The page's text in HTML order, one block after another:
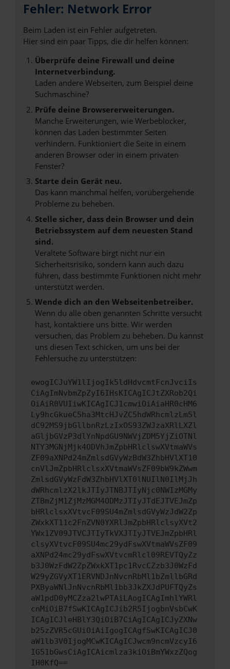
Fehler: Network Error
Beim Laden ist ein Fehler aufgetreten.
Hier sind ein paar Tipps, die dir helfen können:
Überprüfe deine Firewall und deine
Internetverbindung.
Laden andere Webseiten, zum Beispiel deine
Suchmaschine?
Prüfe deine Browsererweiterungen.
Manche Erweiterungen, wie Werbeblocker,
können das Laden bestimmter Seiten
verhindern. Funktioniert die Seite in einem
anderen Browser oder in einem privaten
Fenster?
Starte dein Gerät neu.
Das kann manchmal helfen, vorübergehende
Probleme zu beheben.
Stelle sicher, dass dein Browser und dein
Betriebssystem auf dem neuesten Stand
sind.
Veraltete Software birgt nicht nur ein
Sicherheitsrisiko, sondern kann auch dazu
führen, dass bestimmte Funktionen nicht mehr
unterstützt werden.
Wende dich an den Webseitenbetreiber.
Wenn du alle oben genannten Schritte versucht
hast, kontaktiere uns bitte. Wir werden
versuchen, das Problem zu beheben. Du kannst
uns diesen Text schicken, um uns bei der
Fehlersuche zu unterstützen:
ewogICJuYW1lIjogIk5ldHdvcmtFcnJvciIs
CiAgImNvbmZpZyI6IHsKICAgICJtZXRob2Qi
OiAiR0VUIiwKICAgICJ1cmwiOiAiaHR0cHM6
Ly9hcGkueC5ha3MtcHJvZC5hdWRhcmlzLm5l
dC92MS9jbGllbnRzLzIxOS93ZWJzaXRlLXZl
aGljbGVzP3dlYnNpdGU9NWVjZDM5YjZiOTNl
NTY3MGNjMjk4ODVhJmZpbHRlclswXVtmaWVs
ZF09aXNPd24mZmlsdGVyWzBdW3ZhbHVlXT10
cnVlJmZpbHRlclsxXVtmaWVsZF09bW9kZWwm
ZmlsdGVyWzFdW3ZhbHVlXT0lNUIlN0IlMjJh
dWRhcmlzX2lkJTIyJTNBJTIyNjc0NWIzMGMy
ZTBmZjM1ZjMzMGM4ODMzJTIyJTdEJTVEJmZp
bHRlclsxXVtvcF09SU4mZmlsdGVyWzJdW2Zp
ZWxkXT11c2FnZVN0YXRlJmZpbHRlclsyXVt2
YWx1ZV09JTVCJTIyTkVXJTIyJTVEJmZpbHRl
clsyXVtvcF09SU4mc29ydFswXVtmaWVsZF09
aXNPd24mc29ydFswXVtvcmRlcl09REVTQyZz
b3J0WzFdW2ZpZWxkXT1pc1RvcCZzb3J0WzFd
W29yZGVyXT1ERVNDJnNvcnRbMl1bZmllbGRd
PXByaWNlJnNvcnRbMl1bb3JkZXJdPUFTQyZs
aW1pdD0yMCZza2lwPTAiLAogICAgImhlYWRl
cnMiOiB7fSwKICAgICJib2R5IjogbnVsbCwK
ICAgICJleHBlY3QiOiB7CiAgICAgICJyZXNw
b25zZVR5cGUiOiAiIgogICAgfSwKICAgICJ0
aW1lb3V0IjogMCwKICAgICJwcm9ncmVzcyI6
IG51bGwsCiAgICAicmlza3kiOiBmYWxzZQog
IH0KfQ==